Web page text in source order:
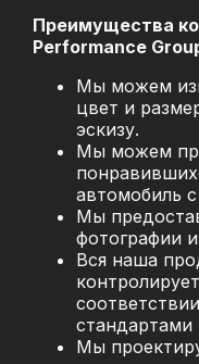
Преимущества
Performance
Мы можем
цвет и
эскизу.
Мы можем
автомобиль
Мы
фотографии
Вся наша
стандартами
Мы